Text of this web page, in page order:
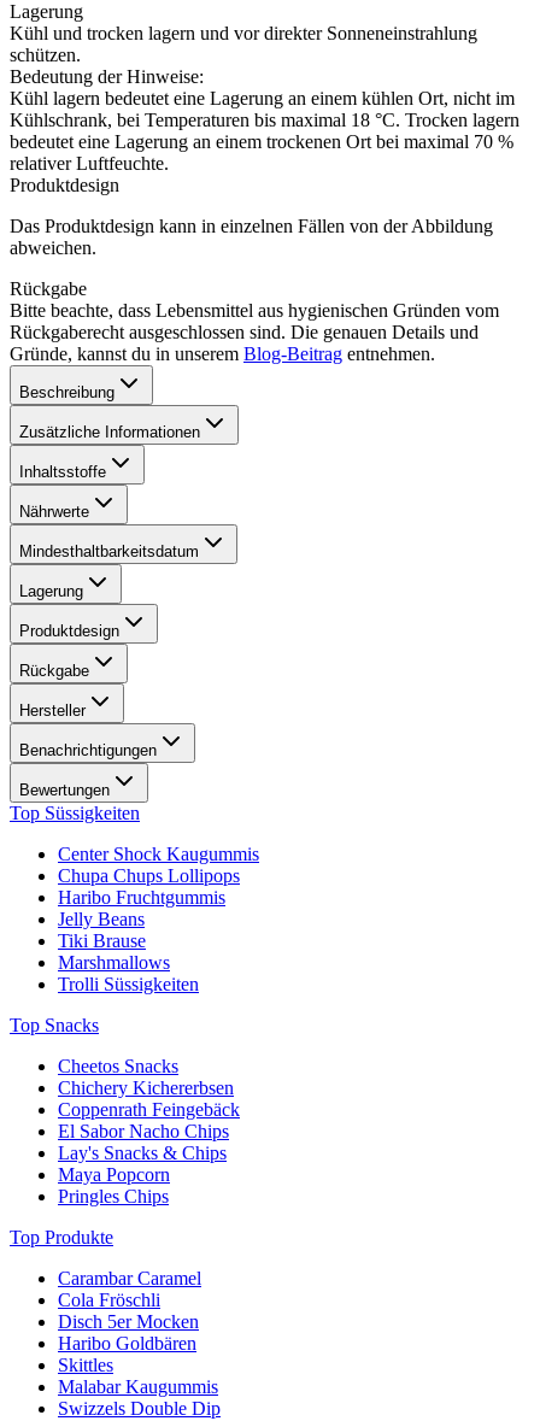
Lagerung
Kühl und trocken lagern und vor direkter Sonneneinstrahlung
schützen.
Bedeutung der Hinweise:
Kühl lagern bedeutet eine Lagerung an einem kühlen Ort, nicht im
Kühlschrank, bei Temperaturen bis maximal 18 °C. Trocken lagern
bedeutet eine Lagerung an einem trockenen Ort bei maximal 70 %
relativer Luftfeuchte.
Produktdesign
Das Produktdesign kann in einzelnen Fällen von der Abbildung
abweichen.
Rückgabe
Bitte beachte, dass Lebensmittel aus hygienischen Gründen vom
Rückgaberecht ausgeschlossen sind. Die genauen Details und
Gründe, kannst du in unserem Blog-Beitrag entnehmen.
Beschreibung
Zusätzliche Informationen
Inhaltsstoffe
Nährwerte
Mindesthaltbarkeitsdatum
Lagerung
Produktdesign
Rückgabe
Hersteller
Benachrichtigungen
Bewertungen
Top Süssigkeiten
Center Shock Kaugummis
Chupa Chups Lollipops
Haribo Fruchtgummis
Jelly Beans
Tiki Brause
Marshmallows
Trolli Süssigkeiten
Top Snacks
Cheetos Snacks
Chichery Kichererbsen
Coppenrath Feingebäck
El Sabor Nacho Chips
Lay's Snacks & Chips
Maya Popcorn
Pringles Chips
Top Produkte
Carambar Caramel
Cola Fröschli
Disch 5er Mocken
Haribo Goldbären
Skittles
Malabar Kaugummis
Swizzels Double Dip